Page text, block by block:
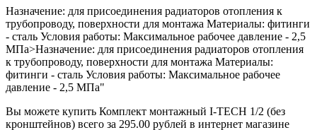
Назначение: для присоединения радиаторов отопления к
трубопроводу, поверхности для монтажа Материалы: фитинги
- сталь Условия работы: Максимальное рабочее давление - 2,5
МПа>Назначение: для присоединения радиаторов отопления
к трубопроводу, поверхности для монтажа Материалы:
фитинги - сталь Условия работы: Максимальное рабочее
давление - 2,5 МПа"
Вы можете купить Комплект монтажный I-TECH 1/2 (без
кронштейнов) всего за 295.00 рублей в интернет магазине